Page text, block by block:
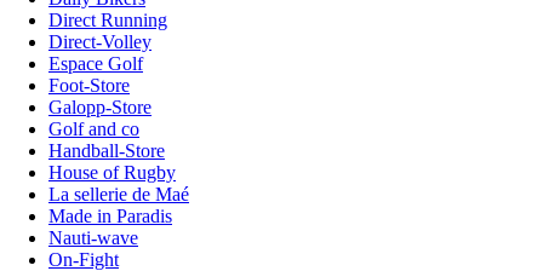
Direct Running
Direct-Volley
Espace Golf
Foot-Store
Galopp-Store
Golf and co
Handball-Store
House of Rugby
La sellerie de Maé
Made in Paradis
Nauti-wave
On-Fight